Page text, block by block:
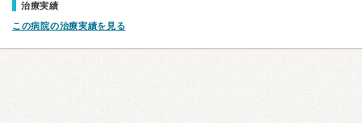
治療実績
この病院の治療実績を見る